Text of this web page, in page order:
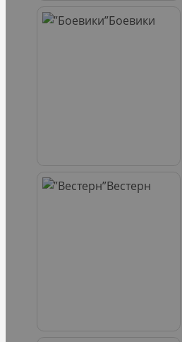
Боевики
Вестерн